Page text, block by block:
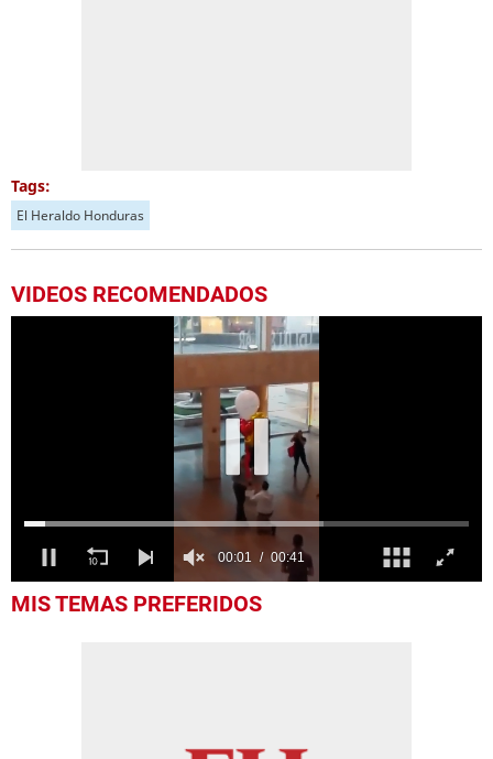
Tags:
El Heraldo Honduras
VIDEOS RECOMENDADOS
seconds
MIS TEMAS PREFERIDOS